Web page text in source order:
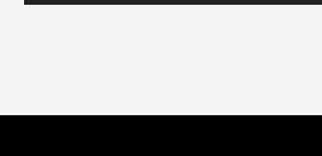
#gaming #horor